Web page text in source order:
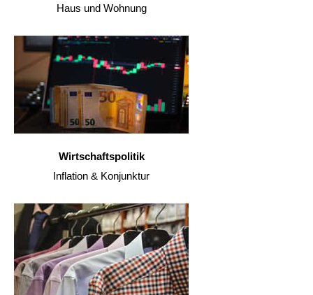
Haus und Wohnung
Wirtschaftspolitik
Inflation & Konjunktur